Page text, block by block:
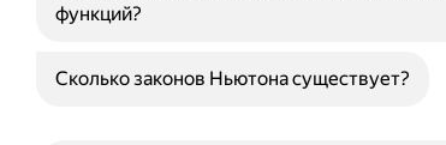
функций?
Сколько законов Ньютона существует?